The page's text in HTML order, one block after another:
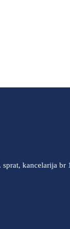
kancelarija br